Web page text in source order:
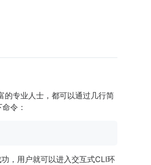
专业人士，都可以通过几行简
令：
，用户就可以进入交互式CLI环